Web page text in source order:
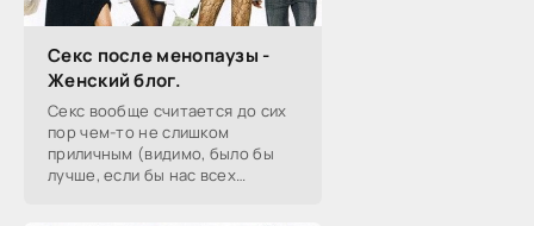
Секс после менопаузы -
Женский блог.
Секс вообще считается до сих
пор чем-то не слишком
приличным (видимо, было бы
лучше, если бы нас всех